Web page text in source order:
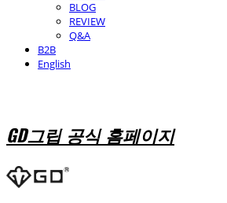
BLOG
REVIEW
Q&A
B2B
English
GD그립 공식 홈페이지